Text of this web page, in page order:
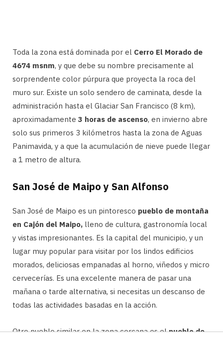
Toda la zona está dominada por el Cerro El Morado de
4674 msnm, y que debe su nombre precisamente al
sorprendente color púrpura que proyecta la roca del
muro sur. Existe un solo sendero de caminata, desde la
administración hasta el Glaciar San Francisco (8 km),
aproximadamente 3 horas de ascenso, en invierno abre
solo sus primeros 3 kilómetros hasta la zona de Aguas
Panimavida, y a que la acumulación de nieve puede llegar
a 1 metro de altura.
San José de Maipo y San Alfonso
San José de Maipo es un pintoresco pueblo de montaña
en Cajón del Maipo, lleno de cultura, gastronomía local
y vistas impresionantes. Es la capital del municipio, y un
lugar muy popular para visitar por los lindos edificios
morados, deliciosas empanadas al horno, viñedos y micro
cervecerías. Es una excelente manera de pasar una
mañana o tarde alternativa, si necesitas un descanso de
todas las actividades basadas en la acción.
Otro pueblo similar en la zona cercana es elpueblo de